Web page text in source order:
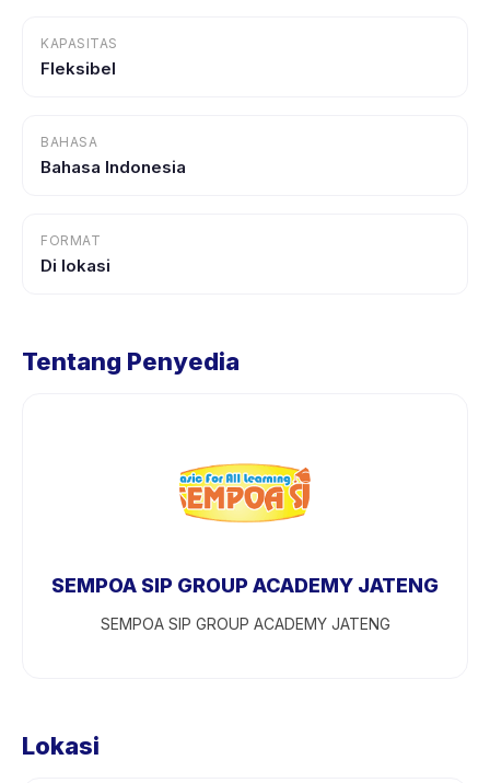
KAPASITAS
Fleksibel
BAHASA
Bahasa Indonesia
FORMAT
Di lokasi
Tentang Penyedia
SEMPOA SIP GROUP ACADEMY JATENG
SEMPOA SIP GROUP ACADEMY JATENG
Lokasi